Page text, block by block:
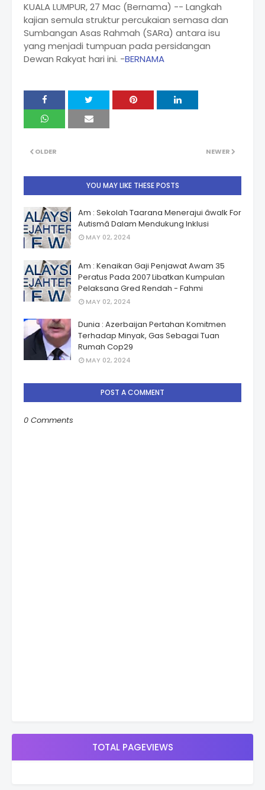
KUALA LUMPUR, 27 Mac (Bernama) -- Langkah
kajian semula struktur percukaian semasa dan
Sumbangan Asas Rahmah (SARa) antara isu
yang menjadi tumpuan pada persidangan
Dewan Rakyat hari ini. -BERNAMA
NEWER
OLDER
YOU MAY LIKE THESE POSTS
Am : Sekolah Taarana Menerajui âwalk For
Autismâ Dalam Mendukung Inklusi
MAY 02, 2024
Am : Kenaikan Gaji Penjawat Awam 35
Peratus Pada 2007 Libatkan Kumpulan
Pelaksana Gred Rendah - Fahmi
MAY 02, 2024
Dunia : Azerbaijan Pertahan Komitmen
Terhadap Minyak, Gas Sebagai Tuan
Rumah Cop29
MAY 02, 2024
POST A COMMENT
0 Comments
TOTAL PAGEVIEWS